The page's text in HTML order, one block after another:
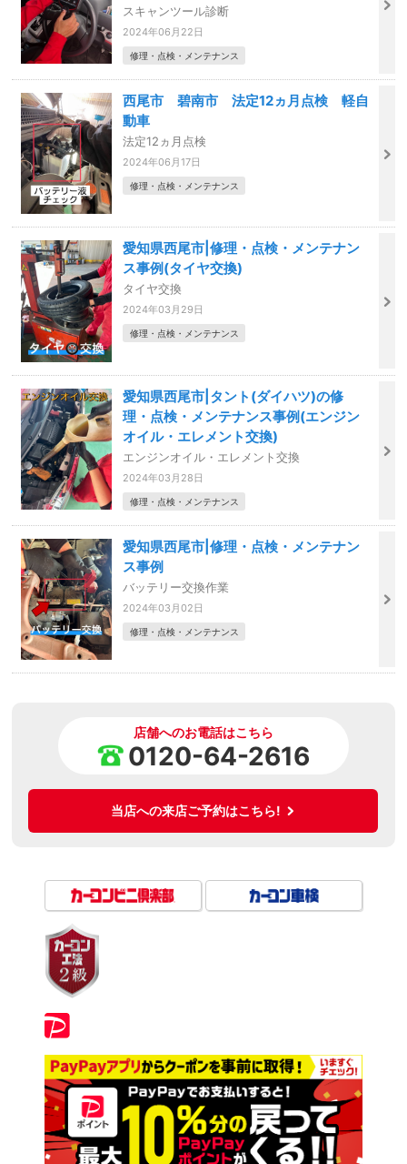
スキャンツール診断
2024年06月22日
修理・点検・メンテナンス
西尾市 碧南市 法定12ヵ月点検 軽自
動車
法定12ヵ月点検
2024年06月17日
修理・点検・メンテナンス
愛知県西尾市|修理・点検・メンテナン
ス事例(タイヤ交換)
タイヤ交換
2024年03月29日
修理・点検・メンテナンス
愛知県西尾市|タント(ダイハツ)の修
理・点検・メンテナンス事例(エンジン
オイル・エレメント交換)
エンジンオイル・エレメント交換
2024年03月28日
修理・点検・メンテナンス
愛知県西尾市|修理・点検・メンテナン
ス事例
バッテリー交換作業
2024年03月02日
修理・点検・メンテナンス
店舗へのお電話はこちら
0120-64-2616
当店への来店ご予約はこちら!